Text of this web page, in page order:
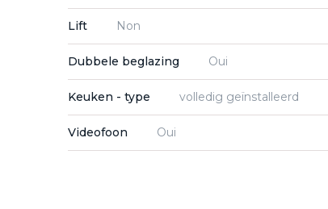
Lift Non
Dubbele beglazing Oui
Keuken - type volledig geïnstalleerd
Videofoon Oui